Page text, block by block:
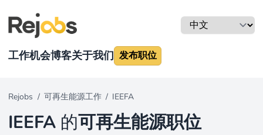
工作机会博客关于我们 发布职位
Rejobs / 可再生能源工作 / IEEFA
IEEFA 的可再生能源职位